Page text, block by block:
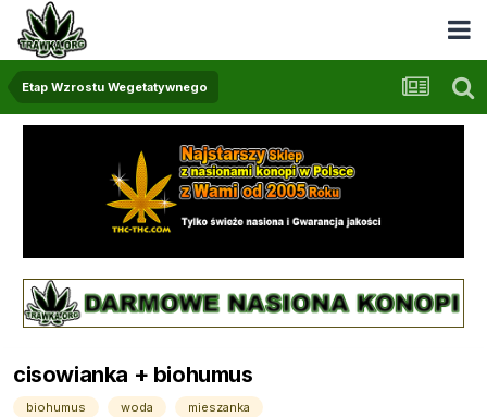
Etap Wzrostu Wegetatywnego
cisowianka + biohumus
biohumus woda mieszanka